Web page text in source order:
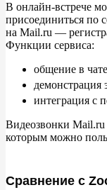
В онлайн-встрече
присоединиться по
на Mail.ru —
Функции сервиса:
общение в
демонстрация
интеграция с
Видеозвонки Mail.ru
которым можно
Сравнение с